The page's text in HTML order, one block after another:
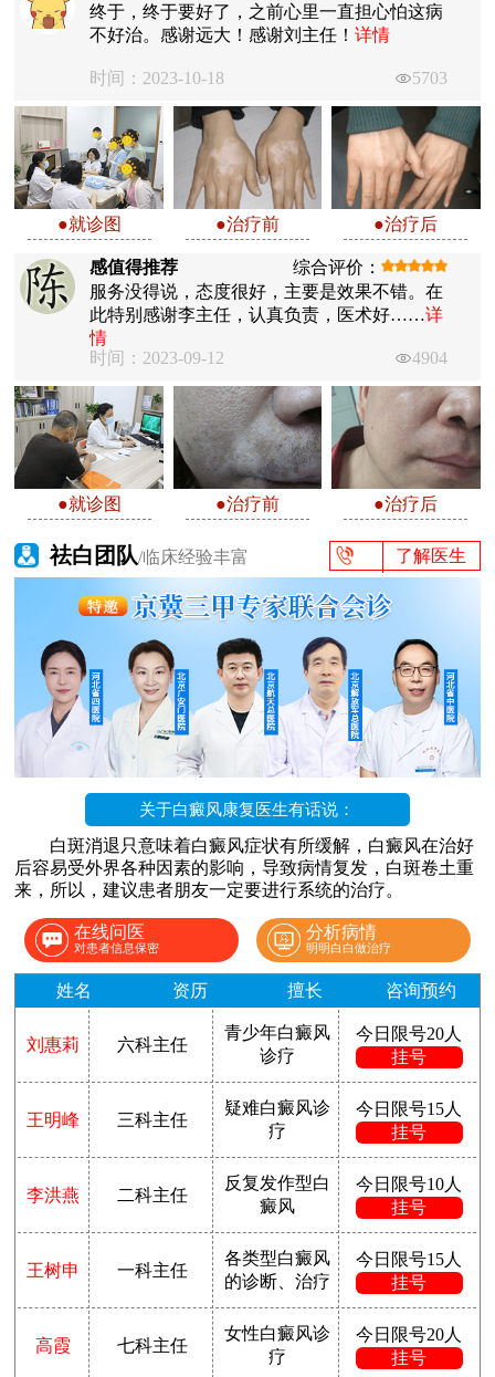
终于，终于要好了，之前心里一直担心怕这病
不好治。感谢远大！感谢刘主任！详情
时间：2023-10-18 5703
●就诊图 ●治疗前 ●治疗后
感值得推荐
综合评价：
服务没得说，态度很好，主要是效果不错。在
此特别感谢李主任，认真负责，医术好……详
情
时间：2023-09-12
4904
●就诊图 ●治疗前 ●治疗后
祛白团队/临床经验丰富 了解医生
关于白癜风康复医生有话说：
白斑消退只意味着白癜风症状有所缓解，白癜风在治好
后容易受外界各种因素的影响，导致病情复发，白斑卷土重
来，所以，建议患者朋友一定要进行系统的治疗。
在线问医
对患者信息保密
分析病情
明明白白做治疗
姓名 资历 擅长 咨询预约
刘惠莉 六科主任
青少年白癜风
诊疗
今日限号20人
挂号
王明峰 三科主任
疑难白癜风诊
疗
今日限号15人
挂号
李洪燕 二科主任
反复发作型白
癜风
今日限号10人
挂号
王树申 一科主任
各类型白癜风
的诊断、治疗
今日限号15人
挂号
高霞 七科主任
女性白癜风诊
疗
今日限号20人
挂号